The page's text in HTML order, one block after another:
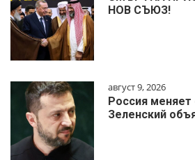
НОВ СЪЮЗ!
август 9, 2026
Россия меняет
Зеленский